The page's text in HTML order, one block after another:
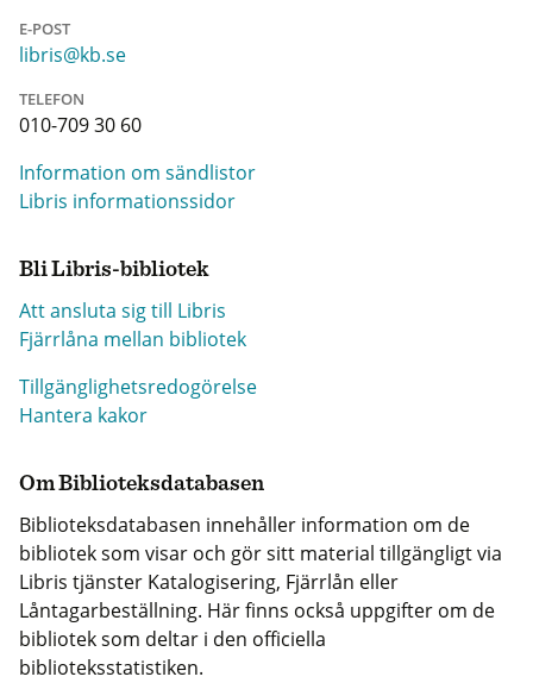
E-POST
libris@kb.se
TELEFON
010-709 30 60
Information om sändlistor
Libris informationssidor
Bli Libris-bibliotek
Att ansluta sig till Libris
Fjärrlåna mellan bibliotek
Tillgänglighetsredogörelse
Hantera kakor
Om Biblioteksdatabasen
Biblioteksdatabasen innehåller information om de
bibliotek som visar och gör sitt material tillgängligt via
Libris tjänster Katalogisering, Fjärrlån eller
Låntagarbeställning. Här finns också uppgifter om de
bibliotek som deltar i den officiella
biblioteksstatistiken.